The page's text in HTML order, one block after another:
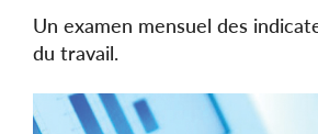
File
File
Un examen mensuel des
du travail.